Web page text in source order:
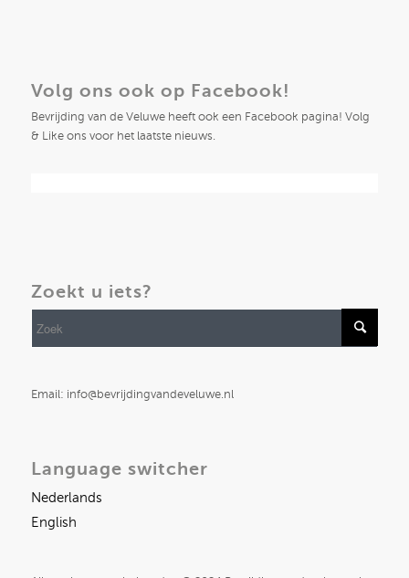
Volg ons ook op Facebook!
Bevrijding van de Veluwe heeft ook een Facebook pagina! Volg
& Like ons voor het laatste nieuws.
Zoekt u iets?
Email: info@bevrijdingvandeveluwe.nl
Language switcher
Nederlands
English